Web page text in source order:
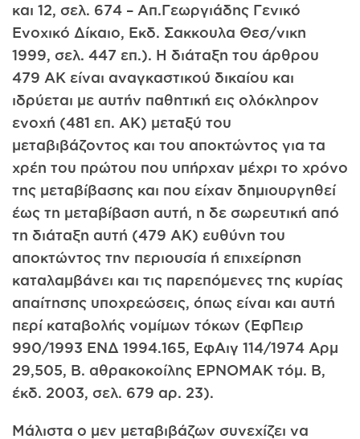
και 12, σελ. 674 – Απ.Γεωργιάδης Γενικό
Ενοχικό Δίκαιο, Εκδ. Σακκουλα Θεσ/νικη
1999, σελ. 447 επ.). Η διάταξη του άρθρου
479 ΑΚ είναι αναγκαστικού δικαίου και
ιδρύεται με αυτήν παθητική εις ολόκληρον
ενοχή (481 επ. ΑΚ) μεταξύ του
μεταβιβάζοντος και του αποκτώντος για τα
χρέη του πρώτου που υπήρχαν μέχρι το χρόνο
της μεταβίβασης και που είχαν δημιουργηθεί
έως τη μεταβίβαση αυτή, η δε σωρευτική από
τη διάταξη αυτή (479 ΑΚ) ευθύνη του
αποκτώντος την περιουσία ή επιχείρηση
καταλαμβάνει και τις παρεπόμενες της κυρίας
απαίτησης υποχρεώσεις, όπως είναι και αυτή
περί καταβολής νομίμων τόκων (ΕφΠειρ
990/1993 ΕΝΔ 1994.165, ΕφΑιγ 114/1974 Αρμ
29,505, Β. αθρακοκοίλης ΕΡΝΟΜΑΚ τόμ. Β,
έκδ. 2003, σελ. 679 αρ. 23).
Μάλιστα ο μεν μεταβιβάζων συνεχίζει να